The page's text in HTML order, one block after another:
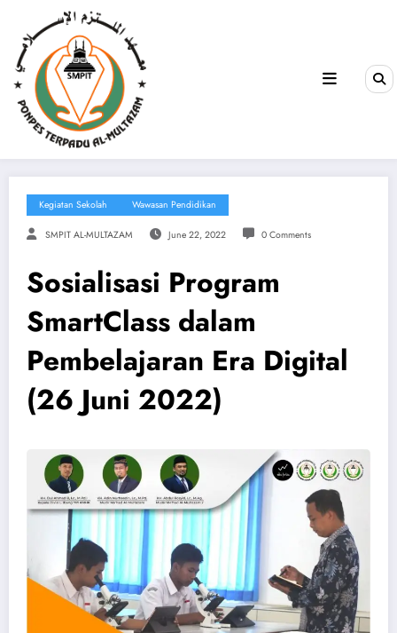
Kegiatan Sekolah Wawasan Pendidikan
SMPIT AL-MULTAZAM June 22, 2022 0 Comments
Sosialisasi Program
SmartClass dalam
Pembelajaran Era Digital
(26 Juni 2022)